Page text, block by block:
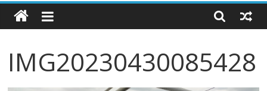
IMG20230430085428